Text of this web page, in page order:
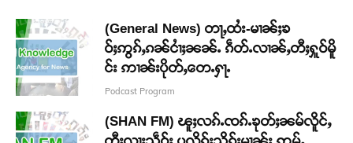
(General News) တႃႇထႆး-မၢၼ်ႈၶ
ဝ်ႈဢွၵ်ႇၵၼ်ငၢႆႈၼၼ်ႉ ၵဵတ်ႉလၢၼ်ႇတီႈႁူဝ်မိူ
င်း ဢၢၼ်းပိုတ်ႇတေႉႁႃႉ
Podcast Program
(SHAN FM) ၽူႈလၵ်ႉၸၵ်ႉၶုတ်ႈၼမ်လိူင်ႇ